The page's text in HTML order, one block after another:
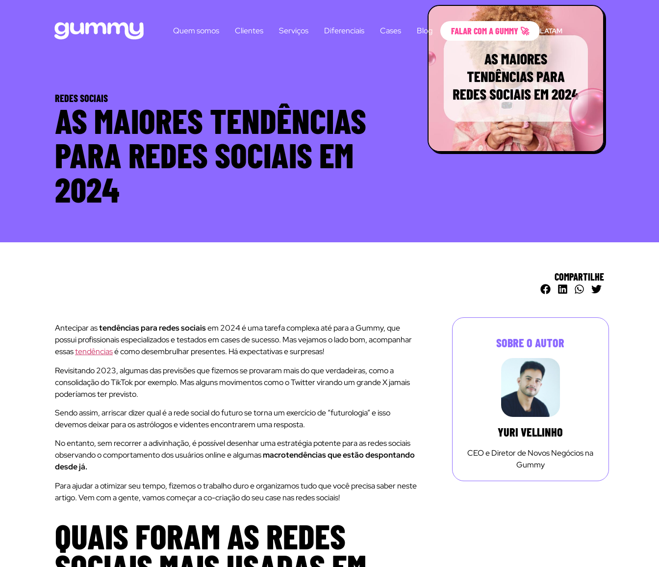
Quem somos Clientes Serviços Diferenciais Cases Blog FALAR COM A GUMMY 🚀 LATAM
REDES SOCIAIS
AS MAIORES TENDÊNCIAS
PARA REDES SOCIAIS EM
2024
COMPARTILHE
Antecipar astendências para redes sociaisem 2024 é uma tarefa complexa até para a Gummy, que
possui profissionais especializados e testados em cases de sucesso. Mas vejamos o lado bom, acompanhar
essastendênciasé como desembrulhar presentes. Há expectativas e surpresas!
Revisitando 2023, algumas das previsões que fizemos se provaram mais do que verdadeiras, como a
consolidação do TikTok por exemplo. Mas alguns movimentos como o Twitter virando um grande X jamais
poderíamos ter previsto.
Sendo assim, arriscar dizer qual é a rede social do futuro se torna um exercício de “futurologia” e isso
devemos deixar para os astrólogos e videntes encontrarem uma resposta.
No entanto, sem recorrer a adivinhação, é possível desenhar uma estratégia potente para as redes sociais
observando o comportamento dos usuários online e algumasmacrotendências que estão despontando
desde já.
Para ajudar a otimizar seu tempo, fizemos o trabalho duro e organizamos tudo que você precisa saber neste
artigo. Vem com a gente, vamos começar a co-criação do seu case nas redes sociais!
QUAIS FORAM AS REDES
SOBRE O AUTOR
YURI VELLINHO
CEO e Diretor de Novos Negócios na
Gummy